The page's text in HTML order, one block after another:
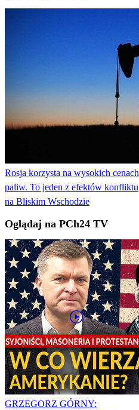
Rosja korzysta na wysokich cenach
paliw. To jeden z efektów konfliktu
na Bliskim Wschodzie
Oglądaj na PCh24 TV
GRZEGORZ GÓRNY: